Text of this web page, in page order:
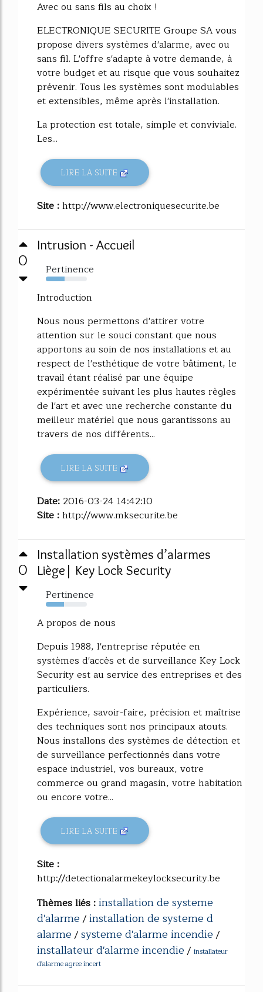
Avec ou sans fils au choix !
ELECTRONIQUE SECURITE Groupe SA vous
propose divers systèmes d'alarme, avec ou
sans fil. L'offre s'adapte à votre demande, à
votre budget et au risque que vous souhaitez
prévenir. Tous les systèmes sont modulables
et extensibles, même après l'installation.
La protection est totale, simple et conviviale.
Les...
LIRE LA SUITE
Site :http://www.electroniquesecurite.be
0
Intrusion - Accueil
Pertinence
46%
Introduction
Nous nous permettons d'attirer votre
attention sur le souci constant que nous
apportons au soin de nos installations et au
respect de l'esthétique de votre bâtiment, le
travail étant réalisé par une équipe
expérimentée suivant les plus hautes règles
de l'art et avec une recherche constante du
meilleur matériel que nous garantissons au
travers de nos différents...
LIRE LA SUITE
Date: 2016-03-24 14:42:10
Site :http://www.mksecurite.be
0
Installation systèmes d’alarmes
Liège| Key Lock Security
Pertinence
44%
A propos de nous
Depuis 1988, l'entreprise réputée en
systèmes d'accès et de surveillance Key Lock
Security est au service des entreprises et des
particuliers.
Expérience, savoir-faire, précision et maîtrise
des techniques sont nos principaux atouts.
Nous installons des systèmes de détection et
de surveillance perfectionnés dans votre
espace industriel, vos bureaux, votre
commerce ou grand magasin, votre habitation
ou encore votre...
LIRE LA SUITE
Site :
http://detectionalarmekeylocksecurity.be
Thèmes liés :installation de systeme
d'alarme/installation de systeme d
alarme/systeme d'alarme incendie/
installateur d'alarme incendie/ installateur
d'alarme agree incert